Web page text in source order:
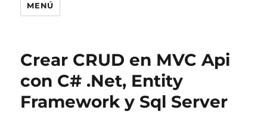
MENÚ
Crear CRUD en MVC Api
con C# .Net, Entity
Framework y Sql Server